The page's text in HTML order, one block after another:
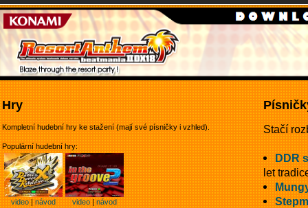
Hry
Kompletní hudební hry ke stažení (mají své písničky i vzhled).
Populární hudební hry:
video|návod video|návod
Stačí
DDR
let